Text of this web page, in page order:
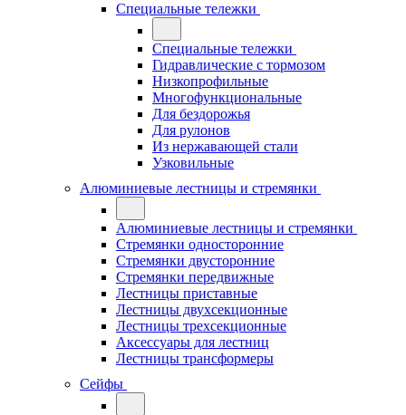
Специальные тележки
Специальные тележки
Гидравлические с тормозом
Низкопрофильные
Многофункциональные
Для бездорожья
Для рулонов
Из нержавающей стали
Узковильные
Алюминиевые лестницы и стремянки
Алюминиевые лестницы и стремянки
Стремянки односторонние
Стремянки двусторонние
Стремянки передвижные
Лестницы приставные
Лестницы двухсекционные
Лестницы трехсекционные
Аксессуары для лестниц
Лестницы трансформеры
Сейфы